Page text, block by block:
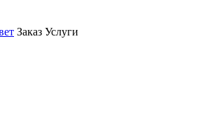
Заказ Услуги